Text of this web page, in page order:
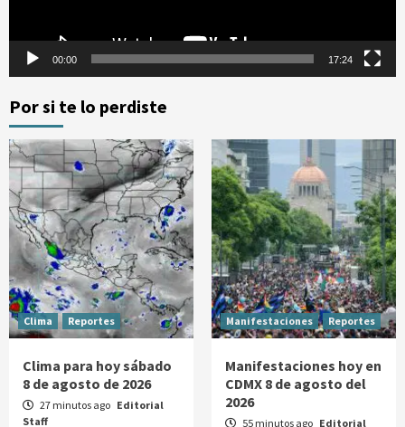
00:00 17:24
Por si te lo perdiste
Clima Reportes
Clima para hoy sábado
8 de agosto de 2026
27 minutos ago Editorial
Staff
Manifestaciones Reportes
Manifestaciones hoy en
CDMX 8 de agosto del
2026
55 minutos ago Editorial